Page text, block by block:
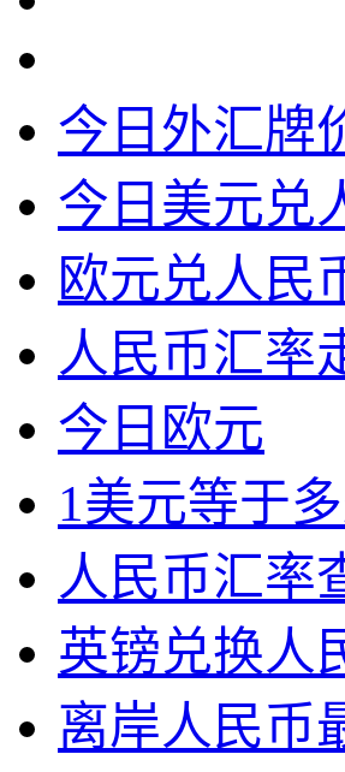
今日外汇牌
今日美元兑
欧元兑人民
人民币汇率
今日欧元
1美元等于
人民币汇率
英镑兑换人
离岸人民币